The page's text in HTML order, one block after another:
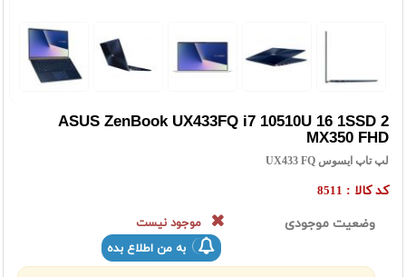
ASUS ZenBook UX433FQ i7 10510U 16 1SSD 2
MX350 FHD
لپ تاپ ایسوس UX433 FQ
کد کالا : 8511
وضعیت موجودی
موجود نیست
به من اطلاع بده